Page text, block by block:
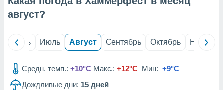
из
данных
август?
Июнь Июль Август Сентябрь Октябрь Ноябрь
Средн. темп.: +10°C Макс.: +12°C Мин: +9°C
Дождливые дни: 15 дней